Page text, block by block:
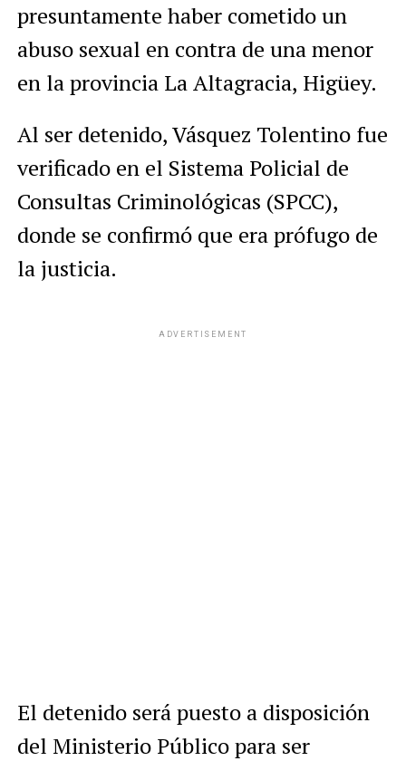
presuntamente haber cometido un
abuso sexual en contra de una menor
en la provincia La Altagracia, Higüey.
Al ser detenido, Vásquez Tolentino fue
verificado en el Sistema Policial de
Consultas Criminológicas (SPCC),
donde se confirmó que era prófugo de
la justicia.
ADVERTISEMENT
El detenido será puesto a disposición
del Ministerio Público para ser